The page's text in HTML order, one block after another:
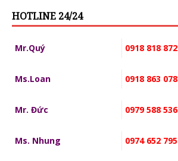
HOTLINE 24/24
Mr.Quý 0918 818 872
Ms.Loan 0918 863 078
Mr. Đức 0979 588 536
Ms. Nhung 0974 652 795